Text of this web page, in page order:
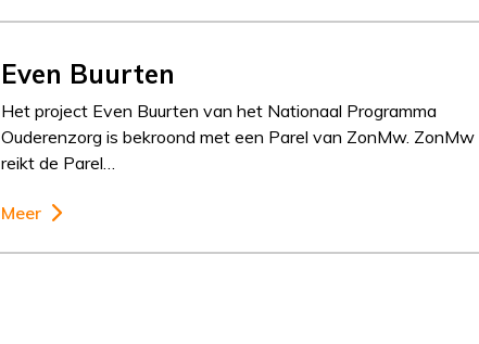
Even Buurten
Het project Even Buurten van het Nationaal Programma
Ouderenzorg is bekroond met een Parel van ZonMw. ZonMw
reikt de Parel…
Meer